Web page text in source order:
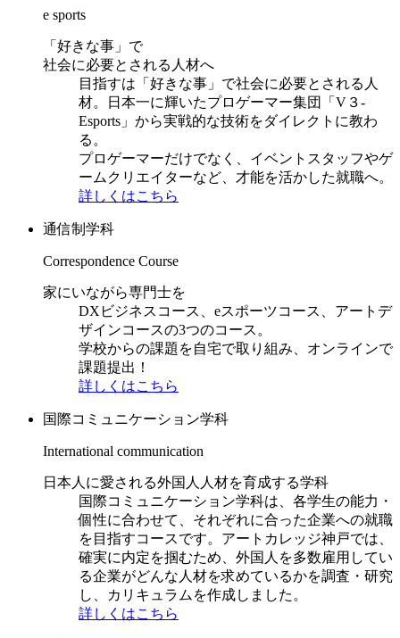
e sports
「好きな事」で
社会に必要とされる人材へ
目指すは「好きな事」で社会に必要とされる人
材。日本一に輝いたプロゲーマー集団「V３-
Esports」から実戦的な技術をダイレクトに教わ
る。
プロゲーマーだけでなく、イベントスタッフやゲ
ームクリエイターなど、才能を活かした就職へ。
詳しくはこちら
通信制学科
Correspondence Course
家にいながら専門士を
DXビジネスコース、eスポーツコース、アートデ
ザインコースの3つのコース。
学校からの課題を自宅で取り組み、オンラインで
課題提出！
詳しくはこちら
国際コミュニケーション学科
International communication
日本人に愛される外国人人材を育成する学科
国際コミュニケーション学科は、各学生の能力・
個性に合わせて、それぞれに合った企業への就職
を目指すコースです。アートカレッジ神戸では、
確実に内定を掴むため、外国人を多数雇用してい
る企業がどんな人材を求めているかを調査・研究
し、カリキュラムを作成しました。
詳しくはこちら